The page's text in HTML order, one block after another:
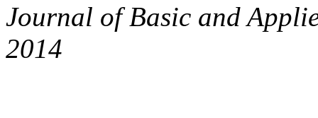
Journal of Basic and
2014